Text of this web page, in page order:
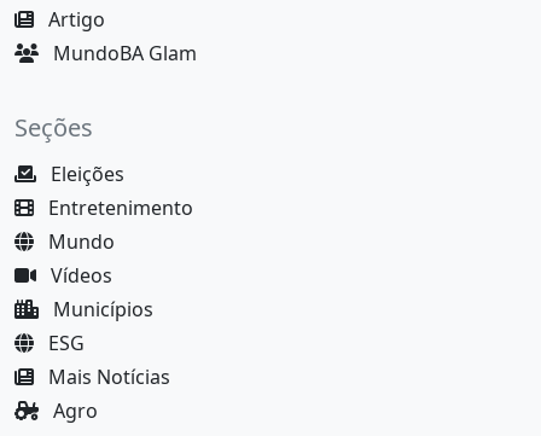
Artigo
MundoBA Glam
Seções
Eleições
Entretenimento
Mundo
Vídeos
Municípios
ESG
Mais Notícias
Agro